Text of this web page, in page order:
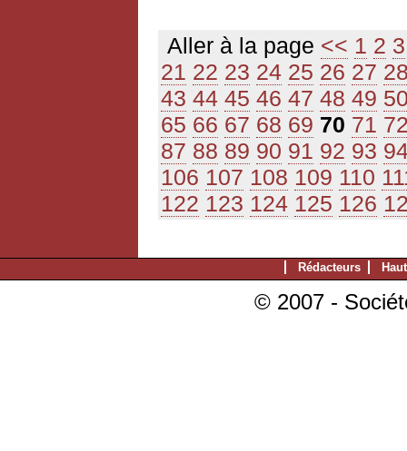
Aller à la page << 1 2 3
21 22 23 24 25 26 27
43 44 45 46 47 48 49
65 66 67 68 69 70 71
87 88 89 90 91 92 93
106 107 108 109 110
122 123 124 125 126
Rédacteurs
© 2007 -